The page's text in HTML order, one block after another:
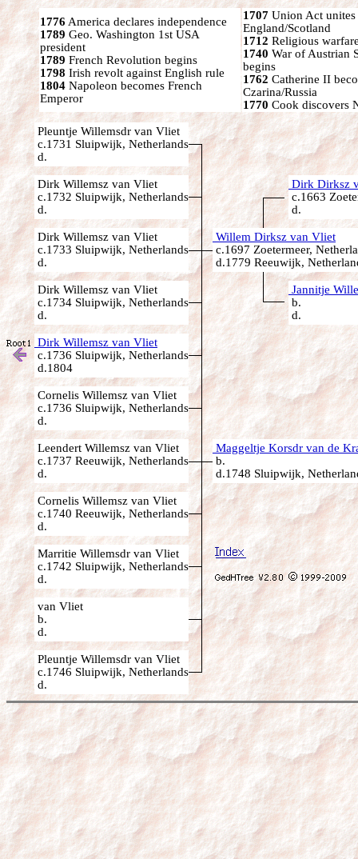
1776 America declares independence
1789 Geo. Washington 1st USA
president
1789 French Revolution begins
1798 Irish revolt against English rule
1804 Napoleon becomes French
Emperor
1707 Union Act unites
England/Scotland
1712 Religious
1740 War of Austrian
begins
1762 Catherine II
Czarina/Russia
1770 Cook discovers
Pleuntje Willemsdr van Vliet
c.1731 Sluipwijk, Netherlands
d.
Dirk Willemsz van Vliet
c.1732 Sluipwijk, Netherlands
d.
Dirk Dirksz
c.1663
d.
Dirk Willemsz van Vliet
c.1733 Sluipwijk, Netherlands
d.
Willem Dirksz van Vliet
c.1697 Zoetermeer,
d.1779 Reeuwijk,
Dirk Willemsz van Vliet
c.1734 Sluipwijk, Netherlands
d.
Jannitje
b.
d.
Dirk Willemsz van Vliet
c.1736 Sluipwijk, Netherlands
d.1804
Cornelis Willemsz van Vliet
c.1736 Sluipwijk, Netherlands
d.
Leendert Willemsz van Vliet
c.1737 Reeuwijk, Netherlands
d.
Maggeltje Korsdr van de
b.
d.1748 Sluipwijk,
Cornelis Willemsz van Vliet
c.1740 Reeuwijk, Netherlands
d.
Marritie Willemsdr van Vliet
c.1742 Sluipwijk, Netherlands
d.
van Vliet
b.
d.
Pleuntje Willemsdr van Vliet
c.1746 Sluipwijk, Netherlands
d.